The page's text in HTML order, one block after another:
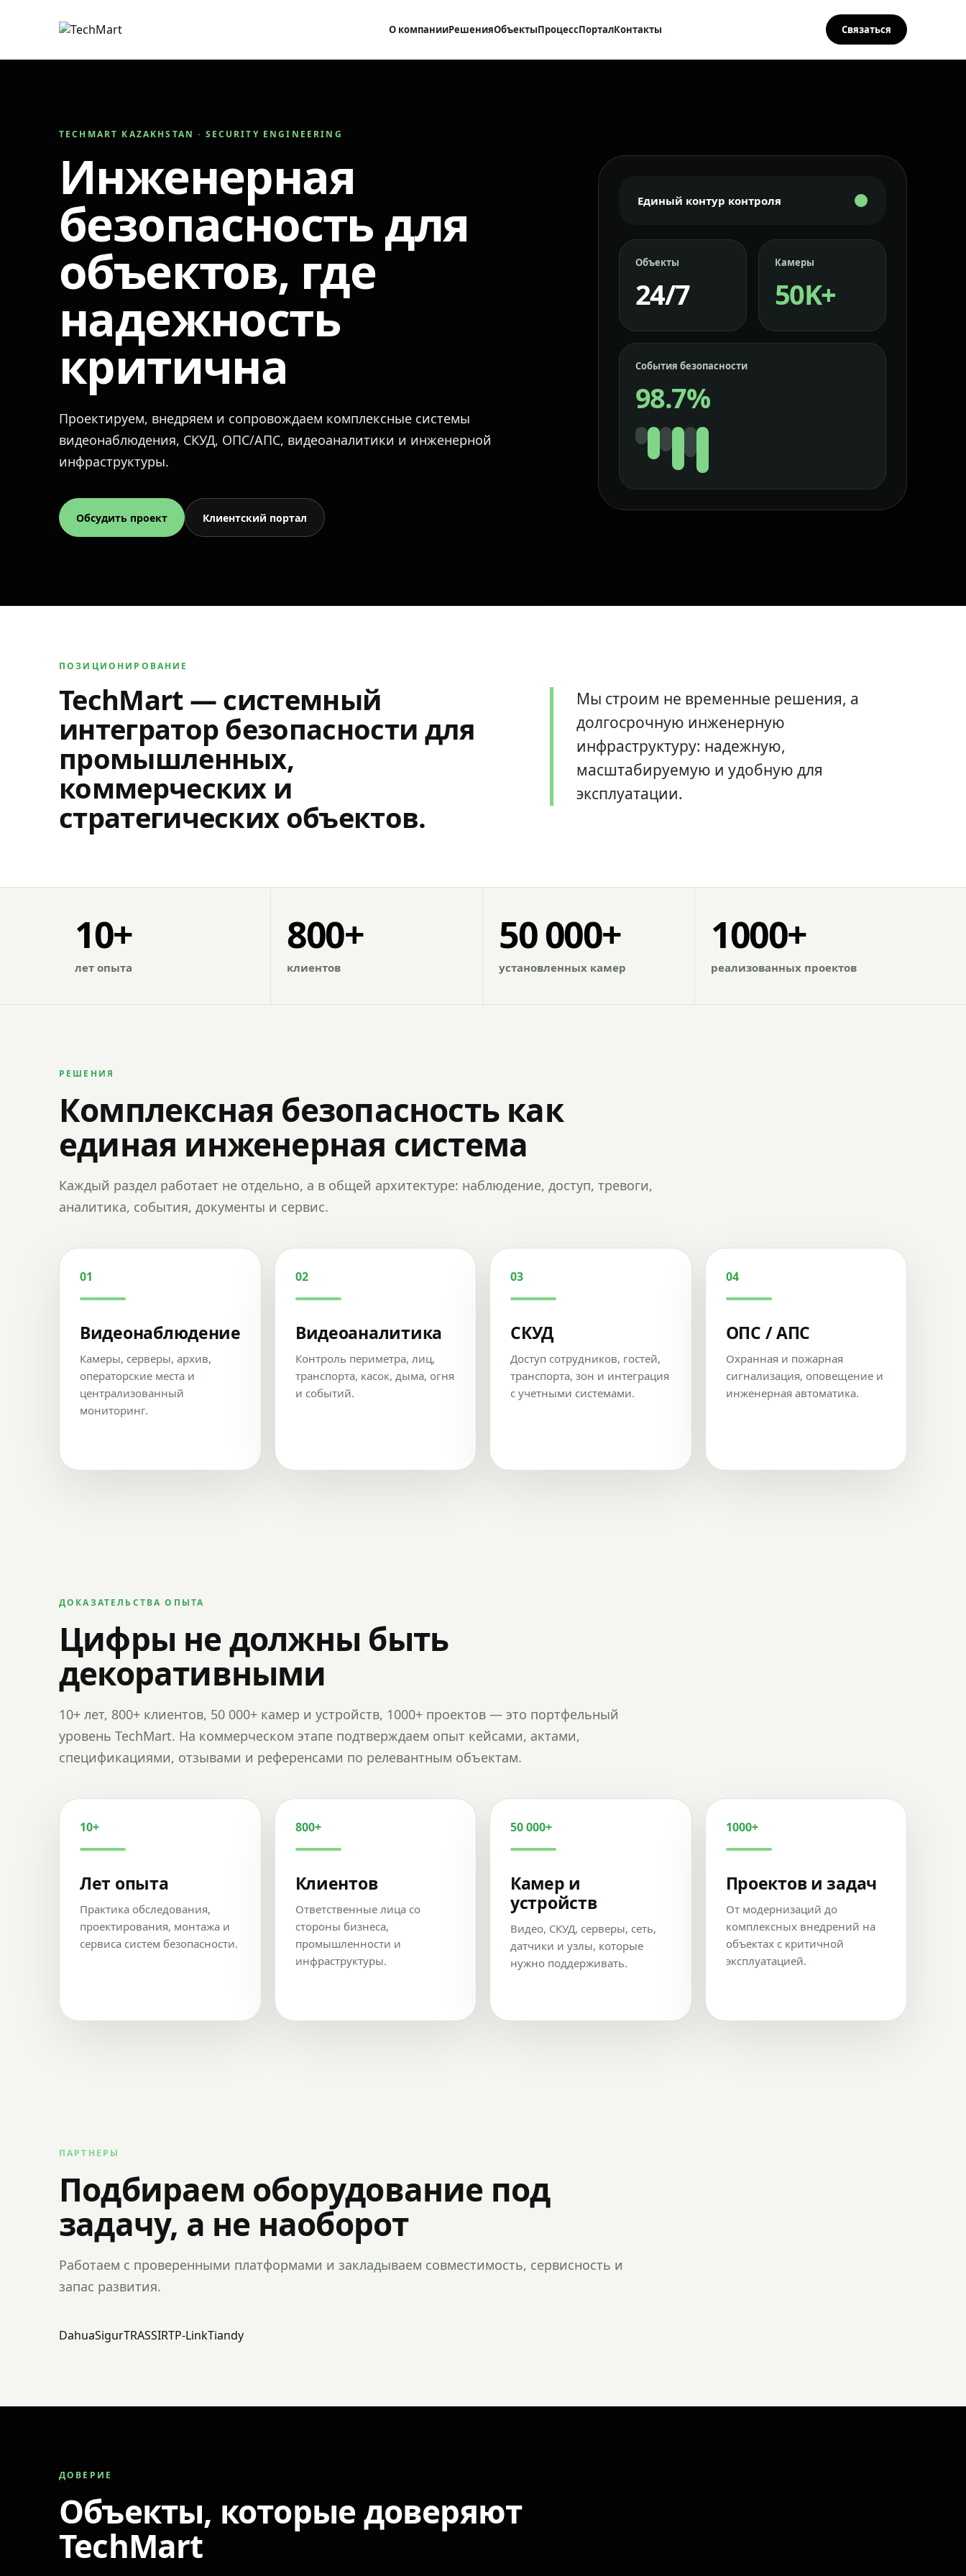
О компанииРешенияОбъектыПроцессПорталКонтакты Связаться
TECHMART KAZAKHSTAN · SECURITY ENGINEERING
Инженерная
безопасность для
объектов, где
надежность
критична
Проектируем, внедряем и сопровождаем комплексные системы
видеонаблюдения, СКУД, ОПС/АПС, видеоаналитики и инженерной
инфраструктуры.
Обсудить проект Клиентский портал
Единый контур контроля
Объекты
24/7
Камеры
50K+
События безопасности
98.7%
ПОЗИЦИОНИРОВАНИЕ
TechMart — системный
интегратор безопасности для
промышленных,
коммерческих и
стратегических объектов.
Мы строим не временные решения, а
долгосрочную инженерную
инфраструктуру: надежную,
масштабируемую и удобную для
эксплуатации.
10+
лет опыта
800+
клиентов
50 000+
установленных камер
1000+
реализованных проектов
РЕШЕНИЯ
Комплексная безопасность как
единая инженерная система
Каждый раздел работает не отдельно, а в общей архитектуре: наблюдение, доступ, тревоги,
аналитика, события, документы и сервис.
01
Видеонаблюдение
Камеры, серверы, архив,
операторские места и
централизованный
мониторинг.
02
Видеоаналитика
Контроль периметра, лиц,
транспорта, касок, дыма, огня
и событий.
03
СКУД
Доступ сотрудников, гостей,
транспорта, зон и интеграция
с учетными системами.
04
ОПС / АПС
Охранная и пожарная
сигнализация, оповещение и
инженерная автоматика.
ДОКАЗАТЕЛЬСТВА ОПЫТА
Цифры не должны быть
декоративными
10+ лет, 800+ клиентов, 50 000+ камер и устройств, 1000+ проектов — это портфельный
уровень TechMart. На коммерческом этапе подтверждаем опыт кейсами, актами,
спецификациями, отзывами и референсами по релевантным объектам.
10+
Лет опыта
Практика обследования,
проектирования, монтажа и
сервиса систем безопасности.
800+
Клиентов
Ответственные лица со
стороны бизнеса,
промышленности и
инфраструктуры.
50 000+
Камер и
устройств
Видео, СКУД, серверы, сеть,
датчики и узлы, которые
нужно поддерживать.
1000+
Проектов и задач
От модернизаций до
комплексных внедрений на
объектах с критичной
эксплуатацией.
ПАРТНЕРЫ
Подбираем оборудование под
задачу, а не наоборот
Работаем с проверенными платформами и закладываем совместимость, сервисность и
запас развития.
DahuaSigurTRASSIRTP-LinkTiandy
ДОВЕРИЕ
Объекты, которые доверяют
TechMart